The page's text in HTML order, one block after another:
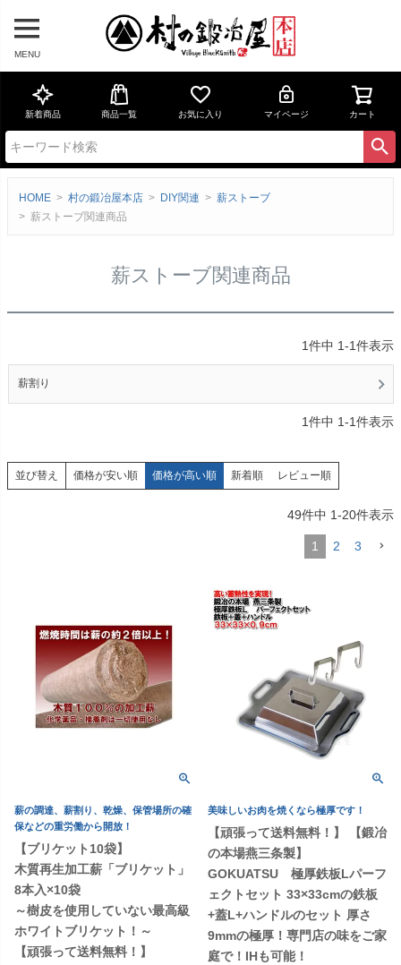
MENU
新着商品 商品一覧 お気に入り マイページ カート
HOME 村の鍛冶屋本店 DIY関連
薪ストーブ
薪ストーブ関連商品
薪ストーブ関連商品
1件中 1-1件表示
薪割り
1件中 1-1件表示
並び替え 価格が安い順 価格が高い順 新着順 レビュー順
49件中 1-20件表示
1 2 3
薪の調達、薪割り、乾燥、保管場所の確
保などの重労働から開放！
【ブリケット10袋】
木質再生加工薪「ブリケット」
8本入×10袋
～樹皮を使用していない最高級
ホワイトブリケット！～
【頑張って送料無料！】
美味しいお肉を焼くなら極厚です！
【頑張って送料無料！】 【鍛冶
の本場燕三条製】
GOKUATSU 極厚鉄板Lパーフ
ェクトセット 33×33cmの鉄板
+蓋L+ハンドルのセット 厚さ
9mmの極厚！専門店の味をご家
庭で！IHも可能！